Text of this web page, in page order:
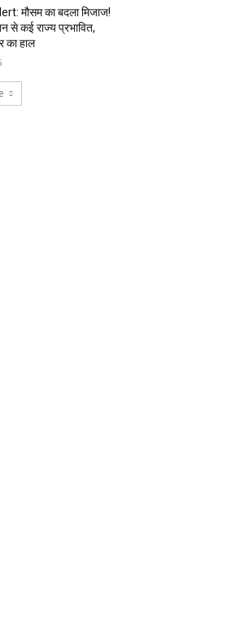
मौसम का बदला मिजाज!
से कई राज्य प्रभावित,
का हाल